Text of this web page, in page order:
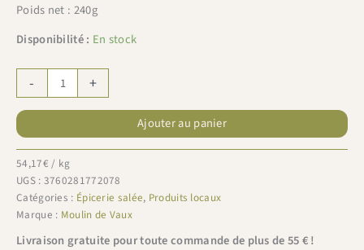
Poids net : 240g
Disponibilité : En stock
-
de
Moulin
de
lot
3
rillettes
3x80g
+
Ajouter au panier
54,17€ / kg
UGS : 3760281772078
Catégories : Épicerie salée, Produits locaux
Marque : Moulin de Vaux
Livraison gratuite pour toute commande de plus de 55 € !